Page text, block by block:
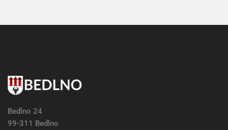
Bedlno 24
99-311 Bedlno